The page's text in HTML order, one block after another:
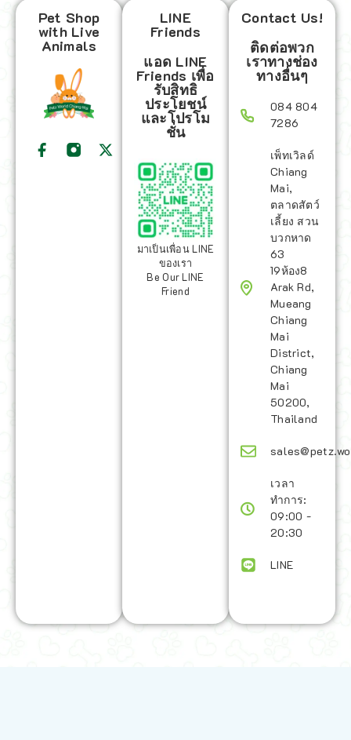
Pet Shop
with Live
Animals
LINE
Friends
แอด LINE
Friends เพื่อ
รับสิทธิ
ประโยชน์
และโปรโม
ชั่น
มาเป็นเพื่อน LINE
ของเรา
Be Our LINE
Friend
Contact Us!
ติดต่อพวก
เราทางช่อง
ทางอื่นๆ
084 804
7286
เพ็ทเวิลด์
Chiang
Mai,
ตลาดสัตว์
เลี้ยง สวน
บวกหาด
63
19ห้อง8
Arak Rd,
Mueang
Chiang
Mai
District,
Chiang
Mai
50200,
Thailand
เวลา
ทำการ:
09:00 -
20:30
LINE